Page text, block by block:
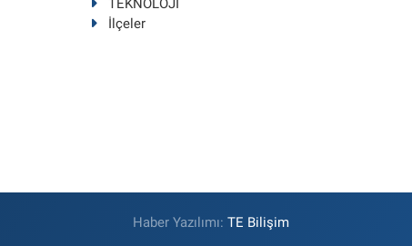
TEKNOLOJİ
İlçeler
Haber Yazılımı:TE Bilişim